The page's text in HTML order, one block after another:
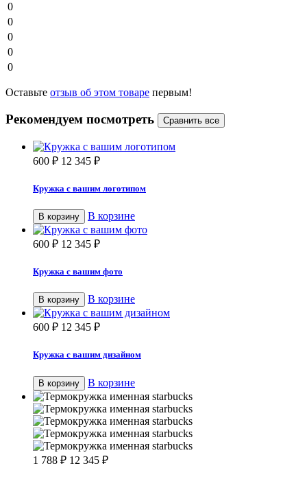
0
0
0
0
0
Оставьте отзыв об этом товаре первым!
Рекомендуем посмотреть
600 ₽ 12 345 ₽
Кружка с вашим логотипом
В корзину В корзине
600 ₽ 12 345 ₽
Кружка с вашим фото
В корзину В корзине
600 ₽ 12 345 ₽
Кружка с вашим дизайном
В корзину В корзине
1 788 ₽ 12 345 ₽